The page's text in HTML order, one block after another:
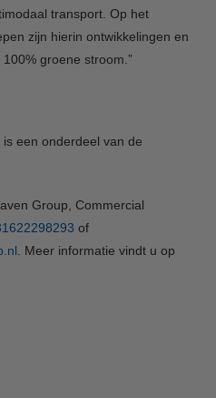
transport. Op het
zijn hierin ontwikkelingen en
groene stroom.”
een onderdeel van de
Group, Commercial
of
. Meer informatie vindt u op